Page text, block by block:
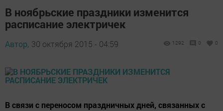
В ноябрьские праздники изменится
расписание электричек
Автор, 30 октября 2015 - 04:59 1292 0 0
В связи с переносом праздничных дней, связанных с